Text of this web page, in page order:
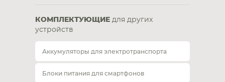
КОМПЛЕКТУЮЩИЕ для других
устройств
Аккумуляторы для электротранспорта
Блоки питания для смартфонов